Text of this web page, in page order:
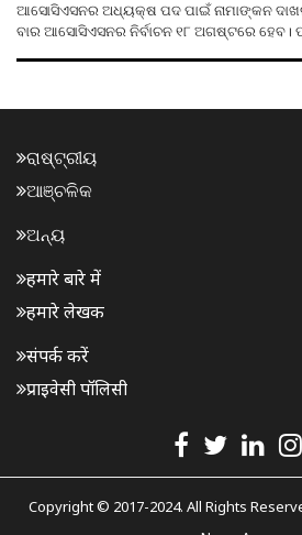
ଆସୋସିଏସନର ଅଧ୍ୟକ୍ଷ ପଦ ପାଇଁ ନାମାଙ୍କନ
ବାର
ରାଷ୍ଟ୍ରୀୟ
ଆଞ୍ଚଳିକ
ଅନ୍ୟ
हमारे बारे में
हमारे लेखक
संपर्क करें
प्राइवेसी पॉलिसी
Copyright © 2017-2024. All Rights